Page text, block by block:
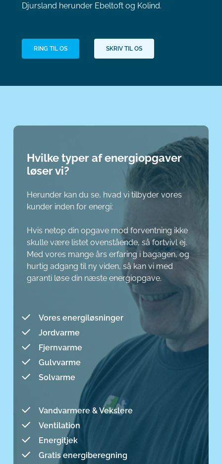
Djursland herunder Ebeltoft og Kolind.
RING TIL OS SKRIV TIL OS
Hvilke typer af energiopgaver
løser vi?
Herunder kan du se, hvad vi tilbyder vores
kunder inden for energi:
Hvis netop din opgave mod forventning ikke
skulle være listet ovenstående, så fortvivl ej.
Med vores mange års erfaring i bagagen, og
hurtig adgang til ny viden, så kan vi med
garanti løse din næste energiopgave.
Vores energiløsninger
Jordvarme
Fjernvarme
Gulvvarme
Solvarme
Vandvarmere & Vekslere
Ventilation
Energitjek
Gratis energiberegning